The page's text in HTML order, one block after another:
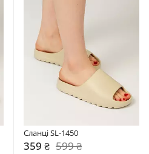
Сланці SL-1450
359 ₴ 599 ₴